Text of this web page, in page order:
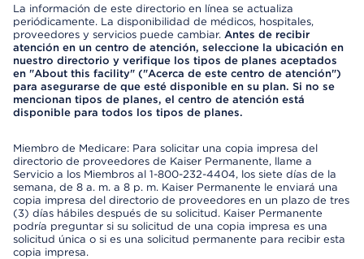
La información de este directorio en línea se actualiza
periódicamente. La disponibilidad de médicos, hospitales,
proveedores y servicios puede cambiar. Antes de recibir
atención en un centro de atención, seleccione la ubicación en
nuestro directorio y verifique los tipos de planes aceptados
en "About this facility" ("Acerca de este centro de atención")
para asegurarse de que esté disponible en su plan. Si no se
mencionan tipos de planes, el centro de atención está
disponible para todos los tipos de planes.
Miembro de Medicare: Para solicitar una copia impresa del
directorio de proveedores de Kaiser Permanente, llame a
Servicio a los Miembros al 1-800-232-4404, los siete días de la
semana, de 8 a. m. a 8 p. m. Kaiser Permanente le enviará una
copia impresa del directorio de proveedores en un plazo de tres
(3) días hábiles después de su solicitud. Kaiser Permanente
podría preguntar si su solicitud de una copia impresa es una
solicitud única o si es una solicitud permanente para recibir esta
copia impresa.